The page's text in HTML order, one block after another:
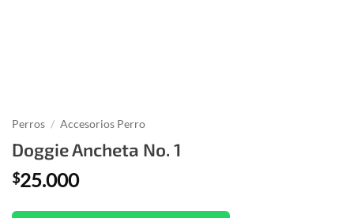
Perros / Accesorios Perro
Doggie Ancheta No. 1
$25.000